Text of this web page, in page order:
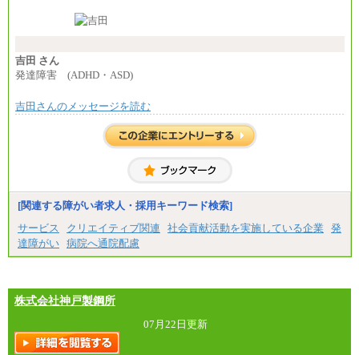
条件あり）
■その他職種共通
月給：25万3,400円～
※20時間を超過した場合は別途支給
中途：
(1)(2)月給：25万3400円～28万5900円
※20時間を超過した場合は別途支給
※試用期間中も給与に変更はございません
吉田 さん
発達障害 (ADHD・ASD)
吉田さんのメッセージを読む
[関連する障がい者求人・採用キーワード検索]
サービス
クリエイティブ関連 社会貢献活動を実施している企業
発
達障がい 病院へ通院配慮
株式会社神戸製鋼所
07月22日更新